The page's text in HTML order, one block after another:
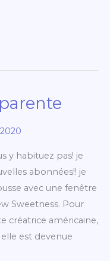
y habituez pas! je
abonnées!! je
avec une fenêtre
Sweetness. Pour
créatrice américaine,
est devenue